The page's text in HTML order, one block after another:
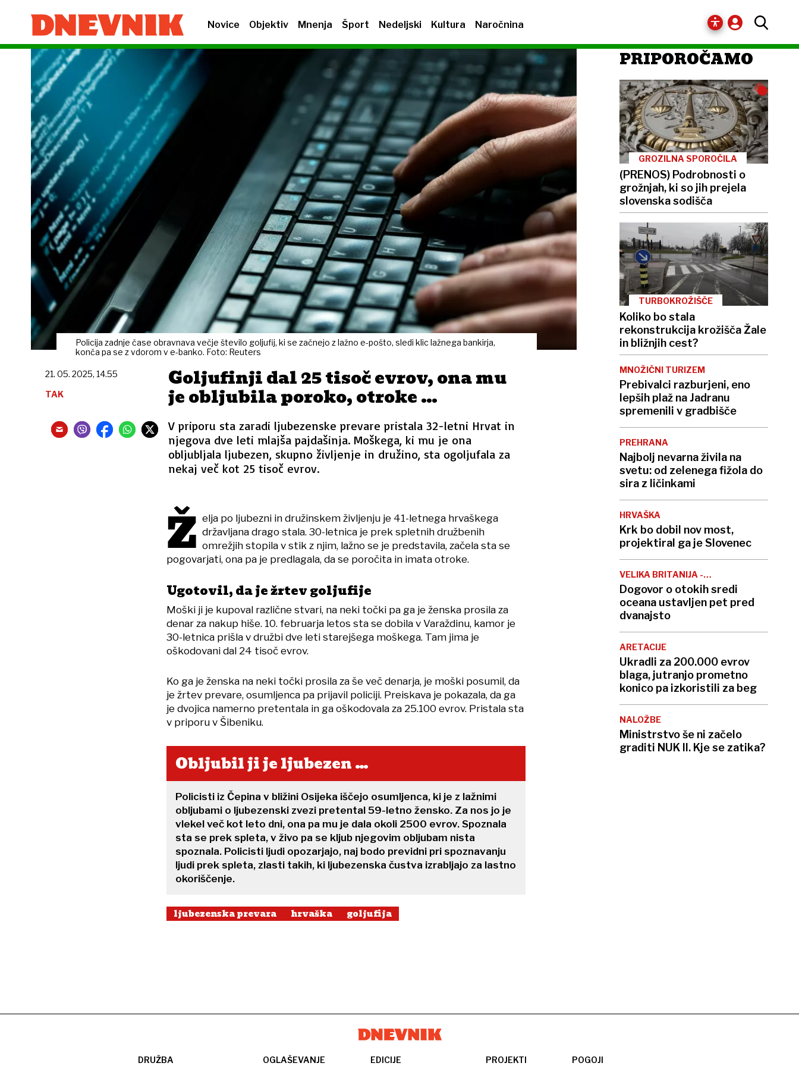
Novice Objektiv Mnenja Šport Nedeljski Kultura Naročnina
Policija zadnje čase obravnava večje število goljufij, ki se začnejo z lažno e-pošto, sledi klic lažnega bankirja,
konča pa se z vdorom v e-banko. Foto: Reuters
Goljufinji dal 25 tisoč evrov, ona mu
je obljubila poroko, otroke …
V priporu sta zaradi ljubezenske prevare pristala 32-letni Hrvat in
njegova dve leti mlajša pajdašinja. Moškega, ki mu je ona
obljubljala ljubezen, skupno življenje in družino, sta ogoljufala za
nekaj več kot 25 tisoč evrov.
21. 05. 2025, 14.55
TAK
Ž elja po ljubezni in družinskem življenju je 41-letnega hrvaškega
državljana drago stala. 30-letnica je prek spletnih družbenih
omrežjih stopila v stik z njim, lažno se je predstavila, začela sta se
pogovarjati, ona pa je predlagala, da se poročita in imata otroke.
Ugotovil, da je žrtev goljufije
Moški ji je kupoval različne stvari, na neki točki pa ga je ženska prosila za
denar za nakup hiše. 10. februarja letos sta se dobila v Varaždinu, kamor je
30-letnica prišla v družbi dve leti starejšega moškega. Tam jima je
oškodovani dal 24 tisoč evrov.
Ko ga je ženska na neki točki prosila za še več denarja, je moški posumil, da
je žrtev prevare, osumljenca pa prijavil policiji. Preiskava je pokazala, da ga
je dvojica namerno pretentala in ga oškodovala za 25.100 evrov. Pristala sta
v priporu v Šibeniku.
Obljubil ji je ljubezen …
Policisti iz Čepina v bližini Osijeka iščejo osumljenca, ki je z lažnimi
obljubami o ljubezenski zvezi pretental 59-letno žensko. Za nos jo je
vlekel več kot leto dni, ona pa mu je dala okoli 2500 evrov. Spoznala
sta se prek spleta, v živo pa se kljub njegovim obljubam nista
spoznala. Policisti ljudi opozarjajo, naj bodo previdni pri spoznavanju
ljudi prek spleta, zlasti takih, ki ljubezenska čustva izrabljajo za lastno
okoriščenje.
ljubezenska prevara hrvaška goljufija
PRIPOROČAMO
GROZILNA SPOROČILA
(PRENOS) Podrobnosti o
grožnjah, ki so jih prejela
slovenska sodišča
TURBOKROŽIŠČE
Koliko bo stala
rekonstrukcija krožišča Žale
in bližnjih cest?
MNOŽIČNI TURIZEM
Prebivalci razburjeni, eno
lepših plaž na Jadranu
spremenili v gradbišče
PREHRANA
Najbolj nevarna živila na
svetu: od zelenega fižola do
sira z ličinkami
HRVAŠKA
Krk bo dobil nov most,
projektiral ga je Slovenec
VELIKA BRITANIJA -
MAVRICIJ
Dogovor o otokih sredi
oceana ustavljen pet pred
dvanajsto
ARETACIJE
Ukradli za 200.000 evrov
blaga, jutranjo prometno
konico pa izkoristili za beg
NALOŽBE
Ministrstvo še ni začelo
graditi NUK II. Kje se zatika?
DRUŽBA OGLAŠEVANJE EDICIJE PROJEKTI POGOJI